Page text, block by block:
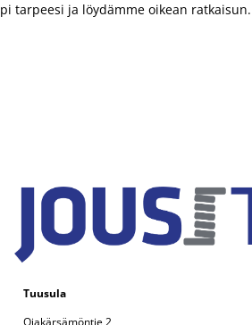
tarpeesi ja löydämme oikean ratkaisun.
Tuusula
Ojakärsämöntie 2